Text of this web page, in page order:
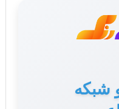
شبکه
سایت